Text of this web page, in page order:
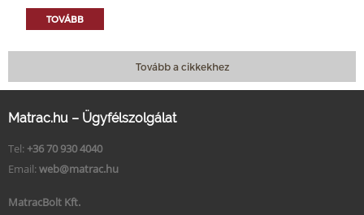
TOVÁBB
Tovább a cikkekhez
Matrac.hu – Ügyfélszolgálat
Tel: +36 70 930 4040
Email: web@matrac.hu
MatracBolt Kft.